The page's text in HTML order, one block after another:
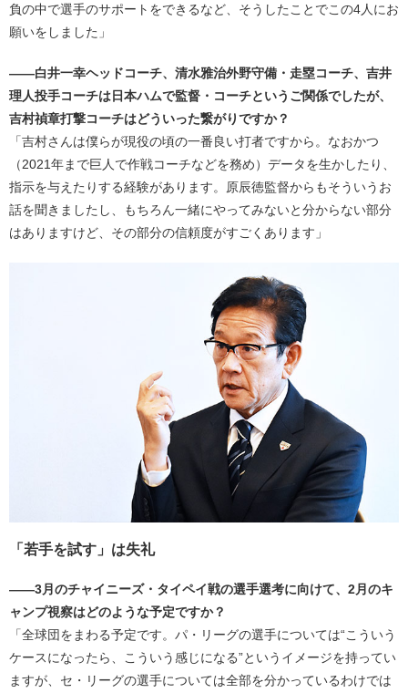
負の中で選手のサポートをできるなど、そうしたことでこの4人にお
願いをしました」
――白井一幸ヘッドコーチ、清水雅治外野守備・走塁コーチ、吉井
理人投手コーチは日本ハムで監督・コーチというご関係でしたが、
吉村禎章打撃コーチはどういった繋がりですか？
「吉村さんは僕らが現役の頃の一番良い打者ですから。なおかつ
（2021年まで巨人で作戦コーチなどを務め）データを生かしたり、
指示を与えたりする経験があります。原辰徳監督からもそういうお
話を聞きましたし、もちろん一緒にやってみないと分からない部分
はありますけど、その部分の信頼度がすごくあります」
「若手を試す」は失礼
――3月のチャイニーズ・タイペイ戦の選手選考に向けて、2月のキ
ャンプ視察はどのような予定ですか？
「全球団をまわる予定です。パ・リーグの選手については“こういう
ケースになったら、こういう感じになる”というイメージを持ってい
ますが、セ・リーグの選手については全部を分かっているわけでは